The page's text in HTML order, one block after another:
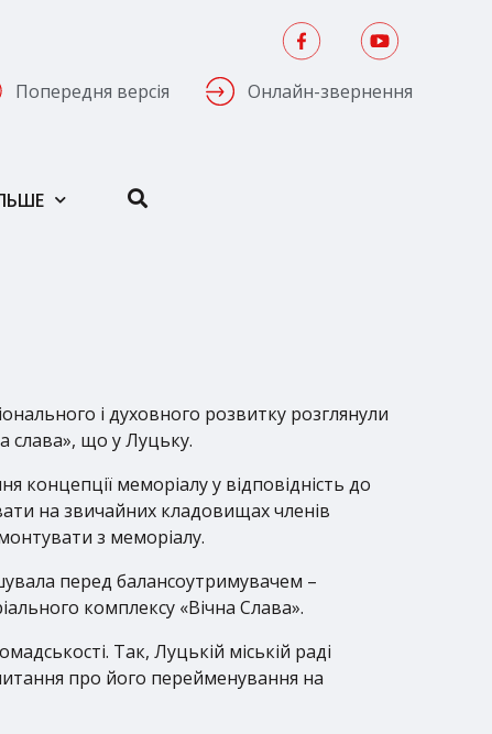
Попередня версія Онлайн-звернення
і духовного розвитку розглянули
слава», що у Луцьку.
концепції меморіалу у відповідність до
на звичайних кладовищах членів
з меморіалу.
перед балансоутримувачем –
комплексу «Вічна Слава».
Так, Луцькій міській раді
про його перейменування на